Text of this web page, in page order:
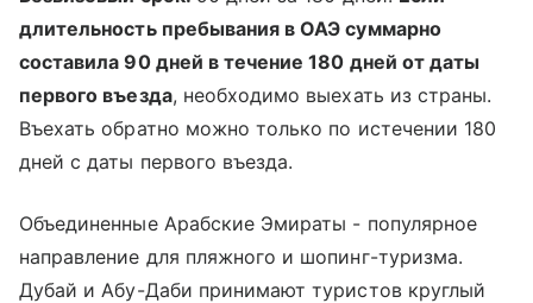
длительность пребывания в ОАЭ суммарно
составила 90 дней в течение 180 дней от даты
первого въезда, необходимо выехать из страны.
Въехать обратно можно только по истечении 180
дней с даты первого въезда.
Объединенные Арабские Эмираты - популярное
направление для пляжного и шопинг-туризма.
Дубай и Абу-Даби принимают туристов круглый